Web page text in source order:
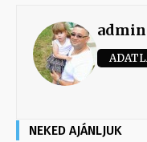
admin
NEKED AJÁNLJUK